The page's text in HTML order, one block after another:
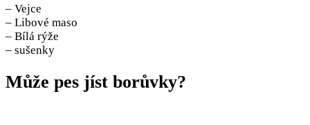
– Vejce
– Libové maso
– Bílá rýže
– sušenky
Může pes jíst borůvky?